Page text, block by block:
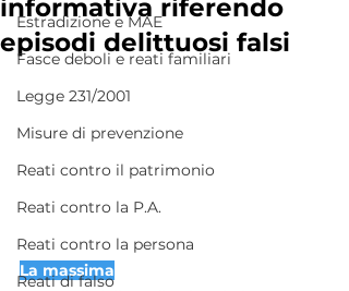
Estradizione e MAE
Fasce deboli e reati familiari
Legge 231/2001
Misure di prevenzione
Reati contro il patrimonio
Reati contro la P.A.
Reati contro la persona
Reati di falso
informativa riferendo
episodi delittuosi falsi
La massima